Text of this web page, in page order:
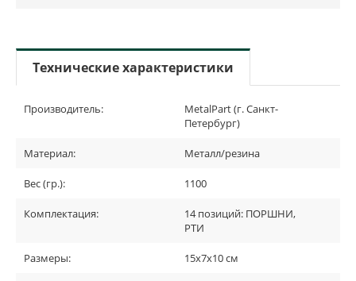
Технические характеристики
Производитель:
MetalPart (г. Санкт-
Петербург)
Материал: Металл/резина
Вес (гр.): 1100
Комплектация:
14 позиций: ПОРШНИ,
РТИ
Размеры: 15х7х10 см